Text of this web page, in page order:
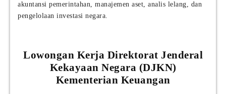
akuntansi pemerintahan, manajemen aset, analis lelang, dan
pengelolaan investasi negara.
Lowongan Kerja Direktorat Jenderal
Kekayaan Negara (DJKN)
Kementerian Keuangan